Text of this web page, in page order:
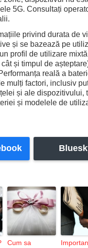
5G. Consultați
privind durata de
și se bazează pe
profil de utilizare
și timpul de
reală a
mulți factori, inclusiv
și ale dispozitivului,
și modelele de
Cum sa